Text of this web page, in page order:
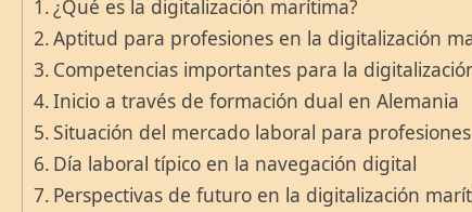
¿Qué es la digitalización marítima?
Aptitud para profesiones en la digitalización
Competencias importantes para la
Inicio a través de formación dual en Alemania
Situación del mercado laboral para
Día laboral típico en la navegación digital
Perspectivas de futuro en la digitalización